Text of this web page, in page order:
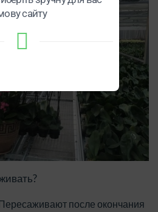
после окончания
сайту